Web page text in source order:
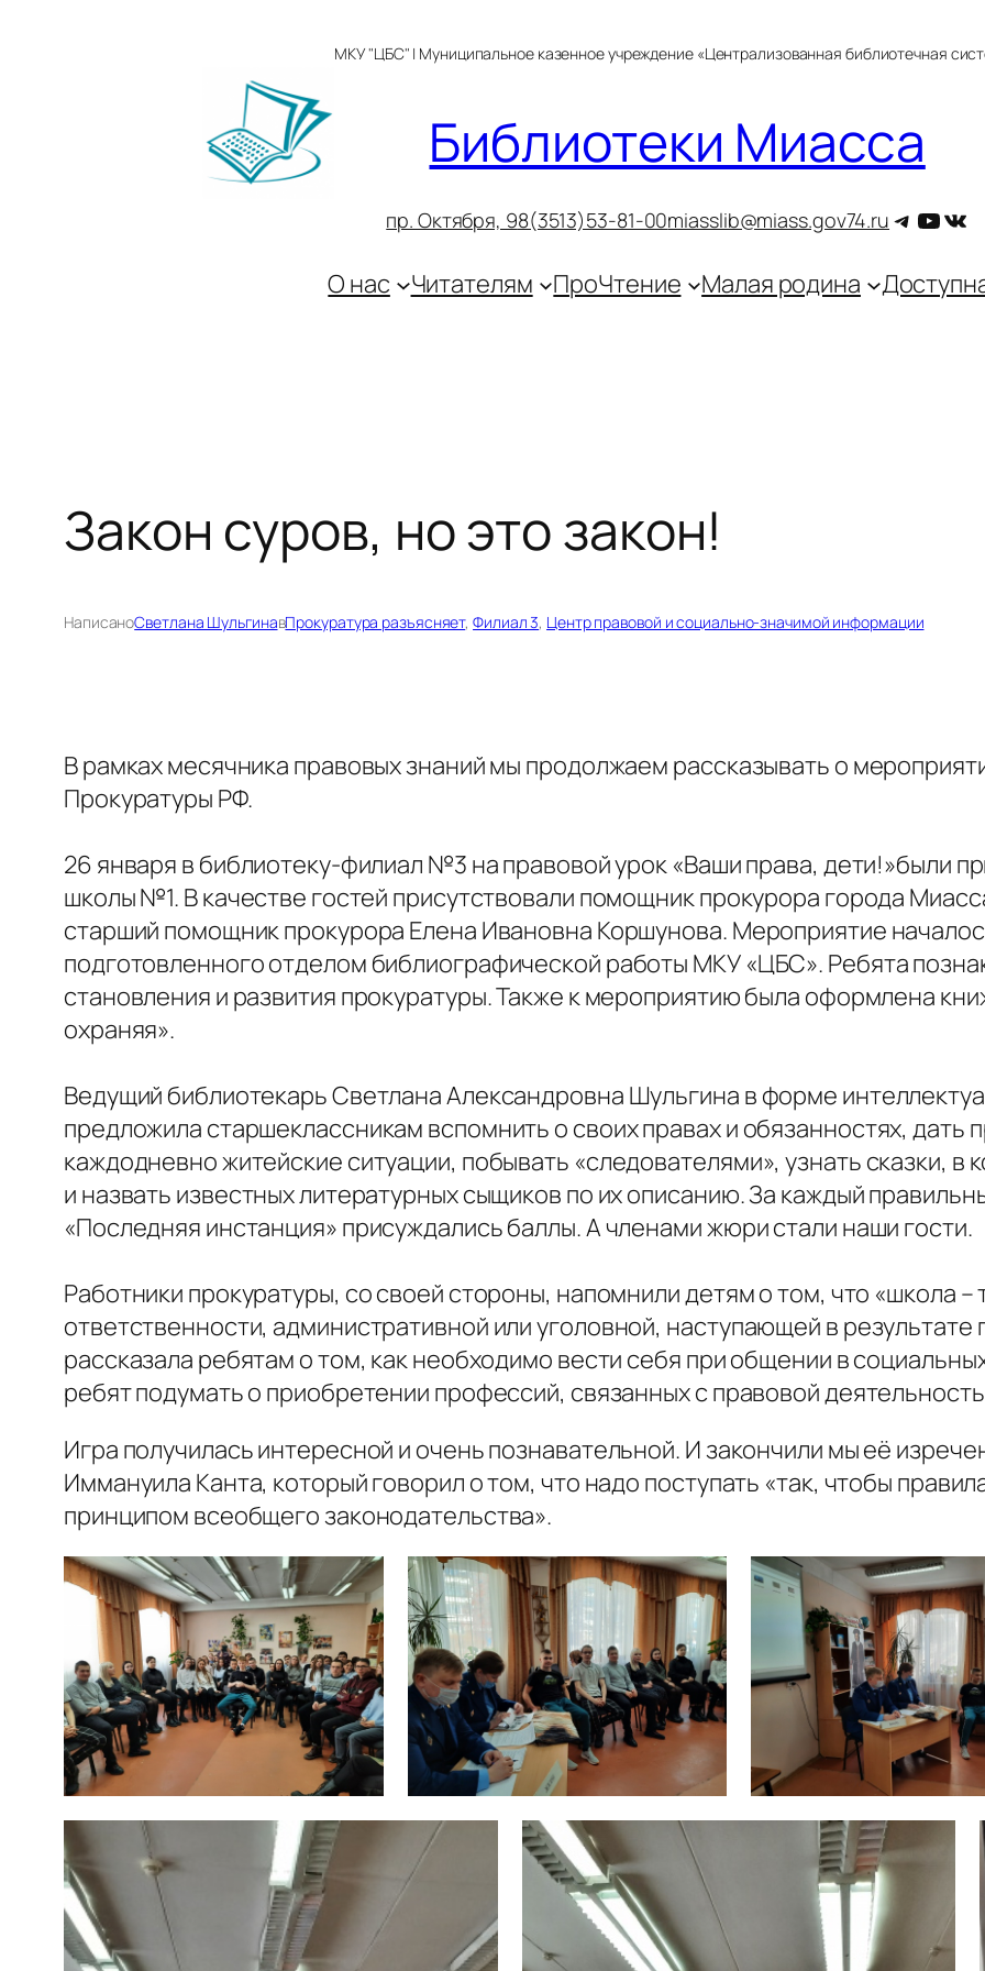
МКУ "ЦБС" | Муниципальное казенное учреждение «Централизованная библиотечная
Библиотеки Миасса
пр. Октября, 98(3513)53-81-00miasslib@miass.gov74.ru
О нас Читателям ПроЧтение Малая родина
Закон суров, но это закон!
НаписаноСветлана ШульгинавПрокуратура разъясняет, Филиал 3, Центр правовой и социально-значимой информации
В рамках месячника правовых знаний мы продолжаем рассказывать о
Прокуратуры РФ.
26 января в библиотеку-филиал №3 на правовой урок «Ваши права, дети!»были
школы №1. В качестве гостей присутствовали помощник прокурора города
старший помощник прокурора Елена Ивановна Коршунова. Мероприятие
подготовленного отделом библиографической работы МКУ «ЦБС». Ребята
становления и развития прокуратуры. Также к мероприятию была оформлена
охраняя».
Ведущий библиотекарь Светлана Александровна Шульгина в форме
предложила старшеклассникам вспомнить о своих правах и обязанностях,
каждодневно житейские ситуации, побывать «следователями», узнать сказки,
и назвать известных литературных сыщиков по их описанию. За каждый
«Последняя инстанция» присуждались баллы. А членами жюри стали наши гости.
Работники прокуратуры, со своей стороны, напомнили детям о том, что «школа –
ответственности, административной или уголовной, наступающей в
рассказала ребятам о том, как необходимо вести себя при общении в
ребят подумать о приобретении профессий, связанных с правовой
Игра получилась интересной и очень познавательной. И закончили мы её
Иммануила Канта, который говорил о том, что надо поступать «так, чтобы
принципом всеобщего законодательства».